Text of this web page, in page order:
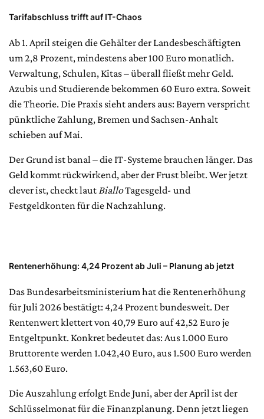
Tarifabschluss trifft auf IT-Chaos
Ab 1. April steigen die Gehälter der Landesbeschäftigten
um 2,8 Prozent, mindestens aber 100 Euro monatlich.
Verwaltung, Schulen, Kitas – überall fließt mehr Geld.
Azubis und Studierende bekommen 60 Euro extra. Soweit
die Theorie. Die Praxis sieht anders aus: Bayern verspricht
pünktliche Zahlung, Bremen und Sachsen-Anhalt
schieben auf Mai.
Der Grund ist banal – die IT-Systeme brauchen länger. Das
Geld kommt rückwirkend, aber der Frust bleibt. Wer jetzt
clever ist, checkt laut BialloTagesgeld- und
Festgeldkonten für die Nachzahlung.
Rentenerhöhung: 4,24 Prozent ab Juli – Planung ab jetzt
Das Bundesarbeitsministerium hat die Rentenerhöhung
für Juli 2026 bestätigt: 4,24 Prozent bundesweit. Der
Rentenwert klettert von 40,79 Euro auf 42,52 Euro je
Entgeltpunkt. Konkret bedeutet das: Aus 1.000 Euro
Bruttorente werden 1.042,40 Euro, aus 1.500 Euro werden
1.563,60 Euro.
Die Auszahlung erfolgt Ende Juni, aber der April ist der
Schlüsselmonat für die Finanzplanung. Denn jetzt liegen